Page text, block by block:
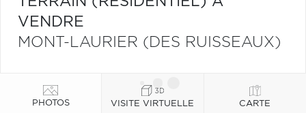
VENDRE
MONT-LAURIER (DES RUISSEAUX)
PHOTOS VISITE VIRTUELLE CARTE